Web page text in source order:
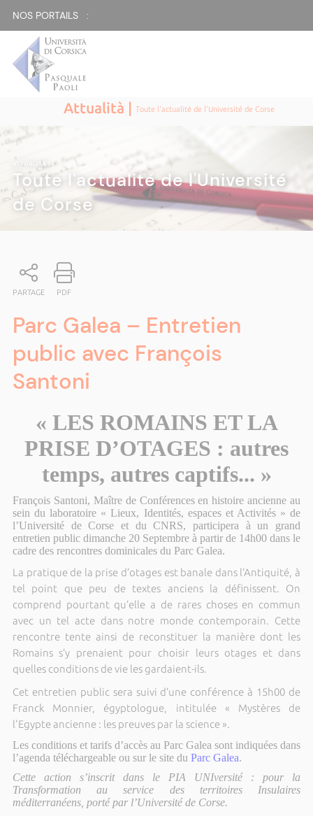
NOS PORTAILS :
Attualità |Toute l'actualité de l'Université de Corse
ATTUALITÀ|
Toute l'actualité de l'Université
de Corse
PARTAGE PDF
Parc Galea – Entretien
public avec François
Santoni
« LES ROMAINS ET LA
PRISE D’OTAGES : autres
temps, autres captifs... »
François Santoni, Maître de Conférences en histoire ancienne au
sein du laboratoire « Lieux, Identités, espaces et Activités » de
l’Université de Corse et du CNRS, participera à un grand
entretien public dimanche 20 Septembre à partir de 14h00 dans le
cadre des rencontres dominicales du Parc Galea.
La pratique de la prise d’otages est banale dans l’Antiquité, à
tel point que peu de textes anciens la définissent. On
comprend pourtant qu’elle a de rares choses en commun
avec un tel acte dans notre monde contemporain. Cette
rencontre tente ainsi de reconstituer la manière dont les
Romains s’y prenaient pour choisir leurs otages et dans
quelles conditions de vie les gardaient-ils.
Cet entretien public sera suivi d’une conférence à 15h00 de
Franck Monnier, égyptologue, intitulée « Mystères de
l'Egypte ancienne : les preuves par la science ».
Les conditions et tarifs d’accès au Parc Galea sont indiquées dans
l’agenda téléchargeable ou sur le site du Parc Galea.
Cette action s’inscrit dans le PIA UNIversité : pour la
Transformation au service des territoires Insulaires
méditerranéens, porté par l’Université de Corse.